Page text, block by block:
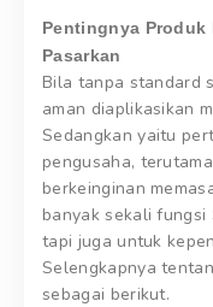
Pentingnya Produk
Pasarkan
Bila tanpa standard
aman diaplikasikan
Sedangkan yaitu
pengusaha,
berkeinginan
banyak sekali fungsi
tapi juga untuk
Selengkapnya
sebagai berikut.